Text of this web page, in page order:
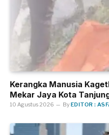
Kerangka Manusia
Mekar Jaya Kota
10 Agustus 2026 ByEDITOR :